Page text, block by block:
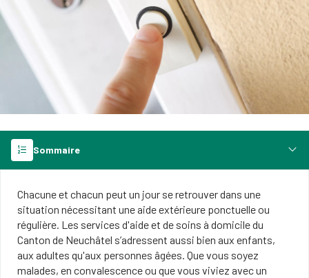
Sommaire
Chacune et chacun peut un jour se retrouver dans une
situation nécessitant une aide extérieure ponctuelle ou
régulière. Les services d'aide et de soins à domicile du
Canton de Neuchâtel s’adressent aussi bien aux enfants,
aux adultes qu'aux personnes âgées. Que vous soyez
malades, en convalescence ou que vous viviez avec un